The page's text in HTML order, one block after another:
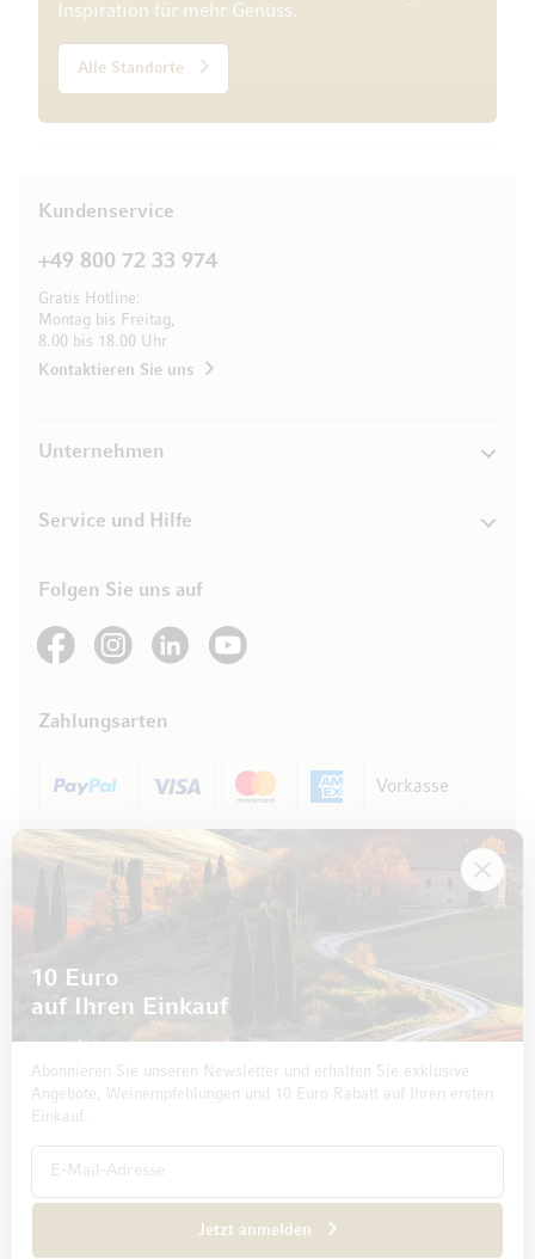
Inspiration für mehr Genuss.
Alle Standorte
Kundenservice
+49 800 72 33 974
Gratis Hotline:
Montag bis Freitag,
8.00 bis 18.00 Uhr
Kontaktieren Sie uns
Unternehmen
Service und Hilfe
Folgen Sie uns auf
See our FacebookSee our Instagram account
See our LinkedInSee our YouTube channel
Zahlungsarten
Vorkasse
Rechnung
Datenschutz und Disclaimer
10 Euro
auf Ihren Einkauf
Abonnieren Sie unseren Newsletter und erhalten Sie exklusive
Angebote, Weinempfehlungen und 10 Euro Rabatt auf Ihren ersten
Einkauf.
Jetzt anmelden